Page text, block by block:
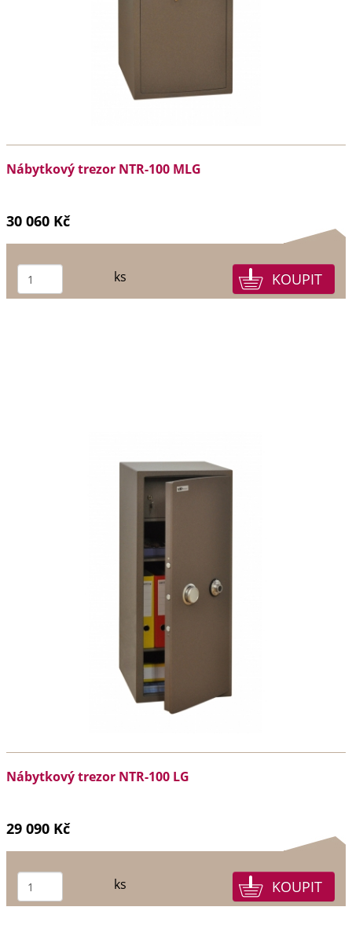
Nábytkový trezor NTR-100 MLG
30 060 Kč
ks
Nábytkový trezor NTR-100 LG
29 090 Kč
ks